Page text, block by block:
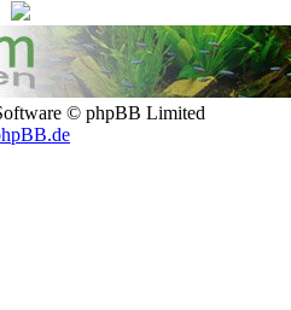
© phpBB Limited